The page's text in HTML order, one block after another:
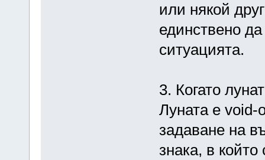
или някой
единствено
ситуацията.
3. Когато
Луната е void-
задаване на
знака, в